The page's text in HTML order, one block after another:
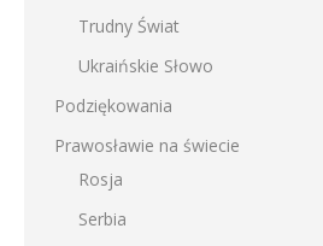
Trudny Świat
Ukraińskie Słowo
Podziękowania
Prawosławie na świecie
Rosja
Serbia